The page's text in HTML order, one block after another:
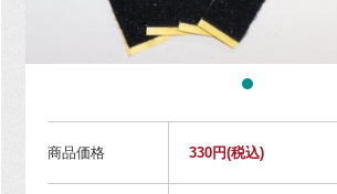
商品価格 330円(税込)